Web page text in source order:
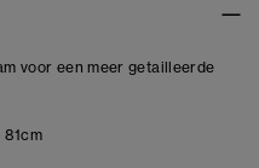
voor een meer getailleerde
81cm